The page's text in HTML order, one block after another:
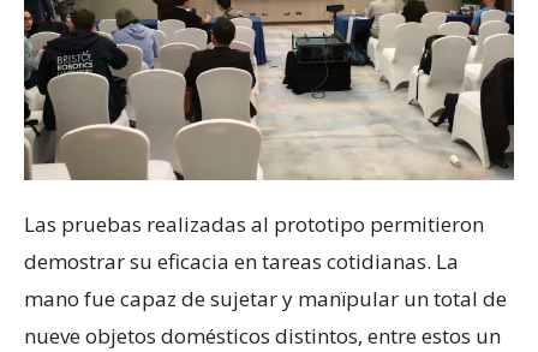
Las pruebas realizadas al prototipo permitieron
demostrar su eficacia en tareas cotidianas. La
mano fue capaz de sujetar y manïpular un total de
nueve objetos domésticos distintos, entre estos un